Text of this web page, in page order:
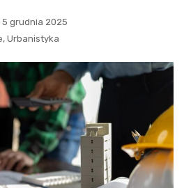
5 grudnia 2025
, Urbanistyka